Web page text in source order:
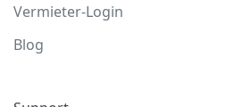
Vermieter-Login
Blog